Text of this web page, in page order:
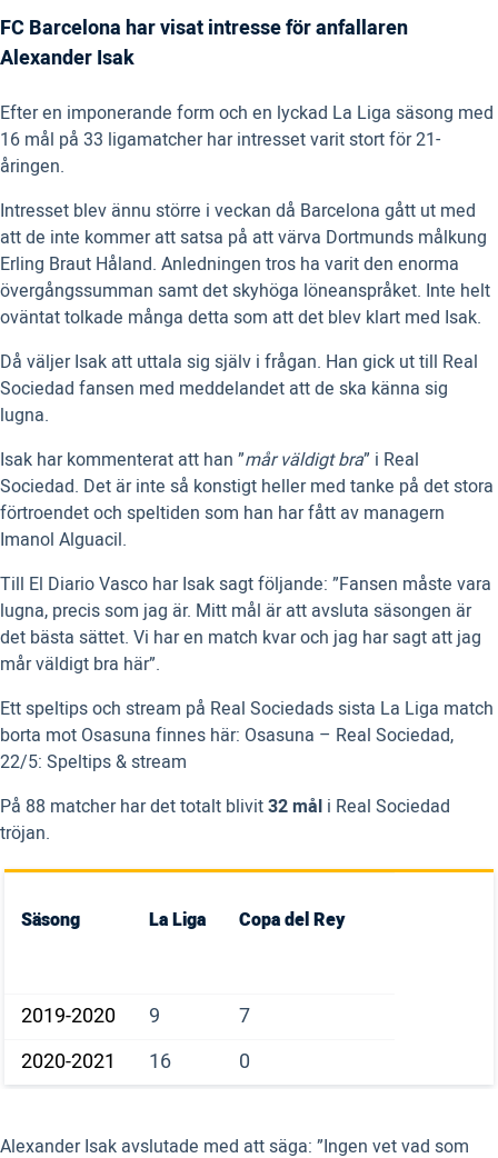
FC Barcelona har visat intresse för anfallaren
Alexander Isak
Efter en imponerande form och en lyckad La Liga säsong med
16 mål på 33 ligamatcher har intresset varit stort för 21-
åringen.
Intresset blev ännu större i veckan då Barcelona gått ut med
att de inte kommer att satsa på att värva Dortmunds målkung
Erling Braut Håland. Anledningen tros ha varit den enorma
övergångssumman samt det skyhöga löneanspråket. Inte helt
oväntat tolkade många detta som att det blev klart med Isak.
Då väljer Isak att uttala sig själv i frågan. Han gick ut till Real
Sociedad fansen med meddelandet att de ska känna sig
lugna.
Isak har kommenterat att han ”mår väldigt bra” i Real
Sociedad. Det är inte så konstigt heller med tanke på det stora
förtroendet och speltiden som han har fått av managern
Imanol Alguacil.
Till El Diario Vasco har Isak sagt följande: ”Fansen måste vara
lugna, precis som jag är. Mitt mål är att avsluta säsongen är
det bästa sättet. Vi har en match kvar och jag har sagt att jag
mår väldigt bra här”.
Ett speltips och stream på Real Sociedads sista La Liga match
borta mot Osasuna finnes här: Osasuna – Real Sociedad,
22/5: Speltips & stream
På 88 matcher har det totalt blivit32 mål i Real Sociedad
tröjan.
Säsong La Liga Copa del Rey
2019-2020 9
7
2020-2021
16 0
Alexander Isak avslutade med att säga: ”Ingen vet vad som